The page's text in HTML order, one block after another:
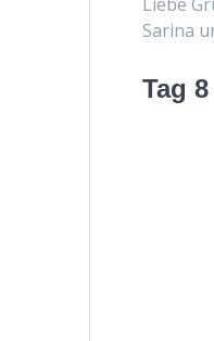
Liebe
Sari­na
Tag